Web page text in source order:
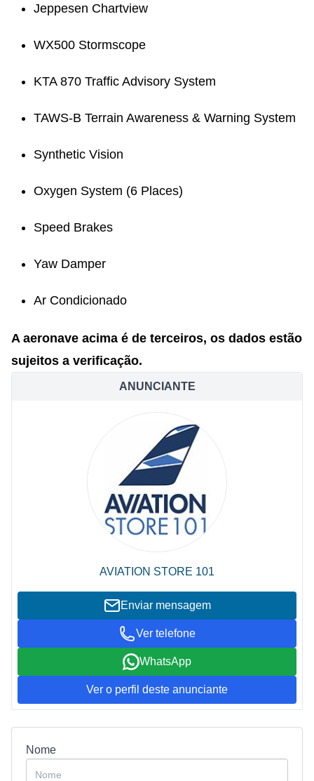
Jeppesen Chartview
WX500 Stormscope
KTA 870 Traffic Advisory System
TAWS-B Terrain Awareness & Warning System
Synthetic Vision
Oxygen System (6 Places)
Speed Brakes
Yaw Damper
Ar Condicionado
A aeronave acima é de terceiros, os dados estão
sujeitos a verificação.
ANUNCIANTE
AVIATION STORE 101
Enviar mensagem
Ver telefone
WhatsApp
Ver o perfil deste anunciante
Nome